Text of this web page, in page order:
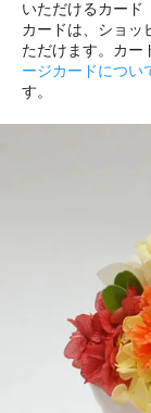
いただけるカー
カードは、ショッ
ただけます。カー
ージカードについ
す。